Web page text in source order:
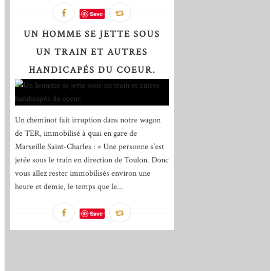
Save
UN HOMME SE JETTE SOUS
UN TRAIN ET AUTRES
HANDICAPÉS DU COEUR.
Un cheminot fait irruption dans notre wagon
de TER, immobilisé à quai en gare de
Marseille Saint-Charles : « Une personne s’est
jetée sous le train en direction de Toulon. Donc
vous allez rester immobilisés environ une
heure et demie, le temps que le...
Save